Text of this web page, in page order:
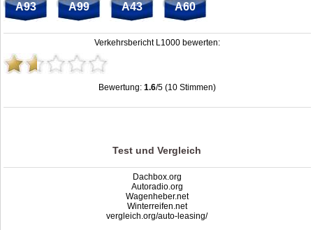
A93 A99 A43 A60
Verkehrsbericht L1000 bewerten:
Bewertung: 1.6/5 (10 Stimmen)
Stau L1000: Unfälle, Sperrung & Baustellen | Staumelder L1000 ,1.6out of5
Test und Vergleich
Dachbox.org
Autoradio.org
Wagenheber.net
Winterreifen.net
vergleich.org/auto-leasing/